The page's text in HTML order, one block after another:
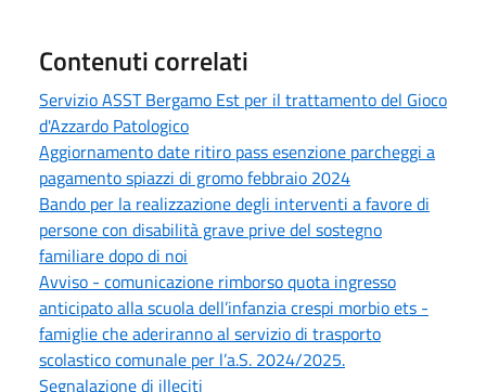
Contenuti correlati
Servizio ASST Bergamo Est per il trattamento del Gioco
d'Azzardo Patologico
Aggiornamento date ritiro pass esenzione parcheggi a
pagamento spiazzi di gromo febbraio 2024
Bando per la realizzazione degli interventi a favore di
persone con disabilità grave prive del sostegno
familiare dopo di noi
Avviso - comunicazione rimborso quota ingresso
anticipato alla scuola dell’infanzia crespi morbio ets -
famiglie che aderiranno al servizio di trasporto
scolastico comunale per l’a.S. 2024/2025.
Segnalazione di illeciti